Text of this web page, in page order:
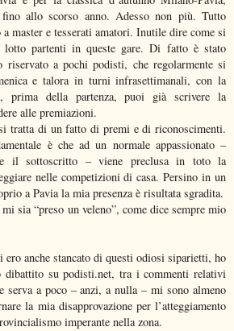
allo scorso anno. Adesso non più. Tutto
master e tesserati amatori. Inutile dire come si
partenti in queste gare. Di fatto è stato
riservato a pochi podisti, che regolarmente si
e talora in turni infrasettimanali, con la
prima della partenza, puoi già scrivere la
alle premiazioni.
tratta di un fatto di premi e di riconoscimenti.
è che ad un normale appassionato –
il sottoscritto – viene preclusa in toto la
nelle competizioni di casa. Persino in un
a Pavia la mia presenza è risultata sgradita.
sia “preso un veleno”, come dice sempre mio
ero anche stancato di questi odiosi siparietti, ho
dibattito su podisti.net, tra i commenti relativi
serva a poco – anzi, a nulla – mi sono almeno
la mia disapprovazione per l’atteggiamento
imperante nella zona.